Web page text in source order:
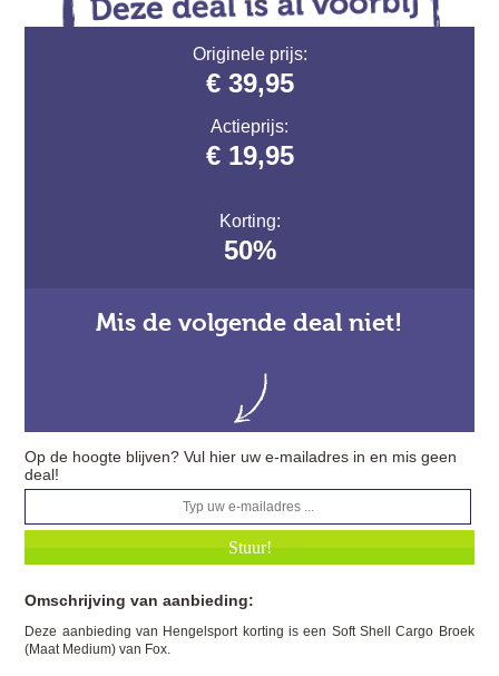
Originele prijs:
€ 39,95
Actieprijs:
€ 19,95
Korting:
50%
Mis de volgende deal niet!
Op de hoogte blijven? Vul hier uw e-mailadres in en mis geen
deal!
Omschrijving van aanbieding:
Deze aanbieding van Hengelsport korting is een Soft Shell Cargo Broek
(Maat Medium) van Fox.